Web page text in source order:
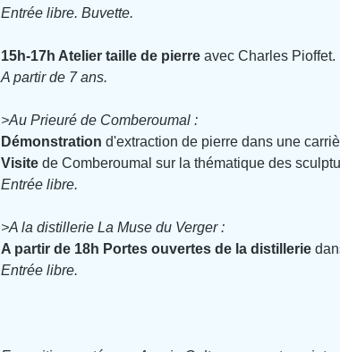
Entrée libre. Buvette.
15h-17h Atelier taille de pierre avec Charles Pioffet.
A partir de 7 ans.
>Au Prieuré de Comberoumal :
Démonstration d'extraction de pierre dans une
Visite de Comberoumal sur la thématique des
Entrée libre.
>A la distillerie La Muse du Verger :
A partir de 18h Portes ouvertes de la distillerie
Entrée libre.